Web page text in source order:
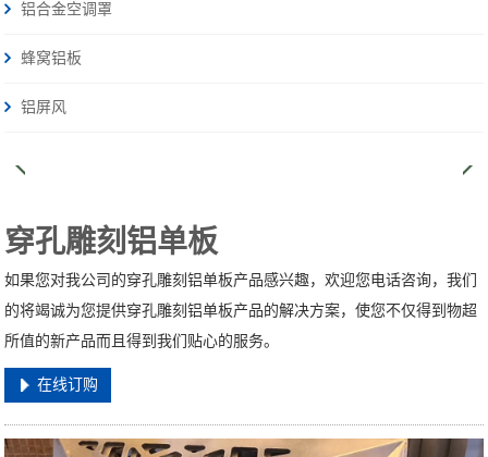
铝合金空调罩
蜂窝铝板
铝屏风
穿孔雕刻铝单板
如果您对我公司的穿孔雕刻铝单板产品感兴趣，欢迎您电话咨询，我们
的将竭诚为您提供穿孔雕刻铝单板产品的解决方案，使您不仅得到物超
所值的新产品而且得到我们贴心的服务。
在线订购